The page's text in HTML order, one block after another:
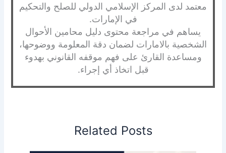
معتمد لدى المركز الإسلامي الدولي للصلح والتحكيم
في الإمارات.
يساهم في مراجعة محتوى دليل محامين الأحوال
الشخصية بالامارات لضمان دقة المعلومة ووضوحها،
ومساعدة القارئ على فهم موقفه القانوني بهدوء
قبل اتخاذ أي إجراء.
Related Posts